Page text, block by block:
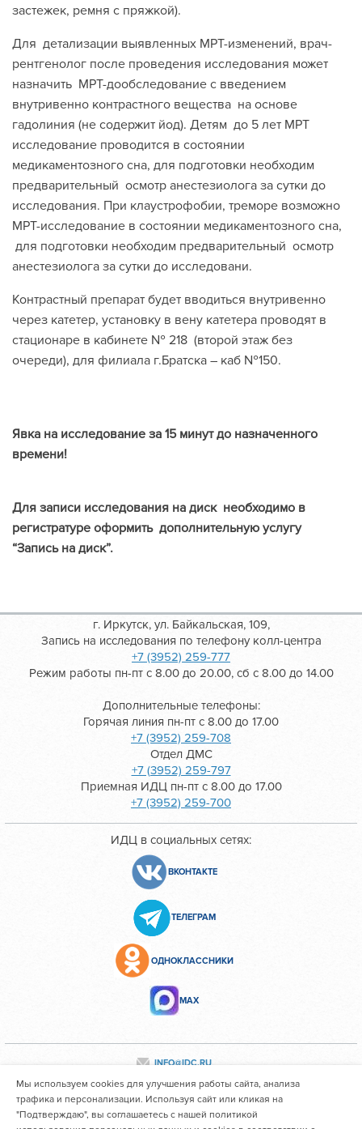
застежек, ремня с пряжкой).
Для детализации выявленных МРТ-изменений, врач-
рентгенолог после проведения исследования может
назначить МРТ-дообследование с введением
внутривенно контрастного вещества на основе
гадолиния (не содержит йод). Детям до 5 лет МРТ
исследование проводится в состоянии
медикаментозного сна, для подготовки необходим
предварительный осмотр анестезиолога за сутки до
исследования. При клаустрофобии, треморе возможно
МРТ-исследование в состоянии медикаментозного сна,
для подготовки необходим предварительный осмотр
анестезиолога за сутки до исследовани.
Контрастный препарат будет вводиться внутривенно
через катетер, установку в вену катетера проводят в
стационаре в кабинете № 218 (второй этаж без
очереди), для филиала г.Братска – каб №150.
Явка на исследование за 15 минут до назначенного
времени!
Для записи исследования на диск необходимо в
регистратуре оформить дополнительную услугу
“Запись на диск”.
г. Иркутск, ул. Байкальская, 109,
Запись на исследования по телефону колл-центра
+7 (3952) 259-777
Режим работы пн-пт с 8.00 до 20.00, сб с 8.00 до 14.00
Дополнительные телефоны:
Горячая линия пн-пт с 8.00 до 17.00
+7 (3952) 259-708
Отдел ДМС
+7 (3952) 259-797
Приемная ИДЦ пн-пт с 8.00 до 17.00
+7 (3952) 259-700
ИДЦ в социальных сетях:
ВКОНТАКТЕ
ТЕЛЕГРАМ
ОДНОКЛАССНИКИ
МАХ
INFO@IDC.RU
Все персональные данные сотрудников размещены с их
Мы используем cookies для улучшения работы сайта, анализа
трафика и персонализации. Используя сайт или кликая на
"Подтверждаю", вы соглашаетесь с нашей политикой